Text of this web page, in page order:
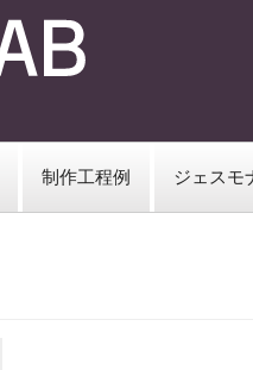
制作工程例 ジェスモ